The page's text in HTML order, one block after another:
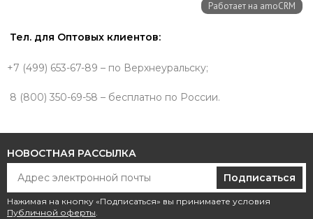
Тел. для Оптовых клиентов:
+7 (499) 653-67-89 – по Верхнеуральску;
8 (800) 350-69-58 – бесплатно по России.
НОВОСТНАЯ РАССЫЛКА
Подписаться
Нажимая на кнопку «Подписаться» вы принимаете условия
Публичной оферты.